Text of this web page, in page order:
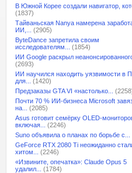
В Южной Корее создали навигатор,
(1837)
Тайваньская Nanya намерена
ИИ,...
(2905)
ByteDance запретила своим
исследователям...
(1854)
ИИ Google раскрыл
(2693)
ИИ научился находить уязвимости в
для...
(1420)
Предзаказы GTA VI «настолько...
Почти 70 % ИИ-бизнеса Microsoft
на...
(2085)
Asus готовит семёрку OLED-
включая...
(2246)
Suno объявила о планах по борьбе с...
GeForce RTX 2080 Ti неожиданно
хитом...
(2246)
«Извините, опечатка»: Claude Opus 5
удалил...
(1784)